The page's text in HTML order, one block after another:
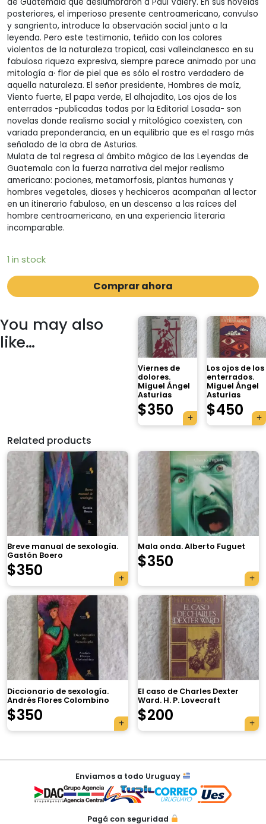
posteriores, el imperioso presente centroamericano, convulso
y sangriento, introduce la observación social junto a la
leyenda. Pero este testimonio, teñido con los colores
violentos de la naturaleza tropical, casi valleinclanesco en su
fabulosa riqueza expresiva, siempre parece animado por una
mitología a· flor de piel que es sólo el rostro verdadero de
aquella naturaleza. El señor presidente, Hombres de maíz,
Viento fuerte, El papa verde, El alhajadito, Los ojos de los
enterrados -publicadas todas por la Editorial Losada- son
novelas donde realismo social y mitológico coexisten, con
variada preponderancia, en un equilibrio que es el rasgo más
señalado de la obra de Asturias.
Mulata de tal regresa al ámbito mágico de las Leyendas de
Guatemala con la fuerza narrativa del mejor realismo
americano: pociones, metamorfosis, plantas humanas y
hombres vegetales, dioses y hechiceros acompañan al lector
en un itinerario fabuloso, en un descenso a las raíces del
hombre centroamericano, en una experiencia literaria
incomparable.
1 in stock
Comprar ahora
You may also
like…
Viernes de
dolores.
Miguel Ángel
Asturias
$350
Los ojos de los
enterrados.
Miguel Ángel
Asturias
$450
Related products
Breve manual de sexología.
Gastón Boero
$350
Mala onda. Alberto Fuguet
$350
Diccionario de sexología.
Andrés Flores Colombino
$350
El caso de Charles Dexter
Ward. H. P. Lovecraft
$200
Navegación
entradas
Enviamos a todo Uruguay
Pagá con seguridad
×
Tu carrito está vacío.
Agregá un producto y aparecerá acá
automáticamente.